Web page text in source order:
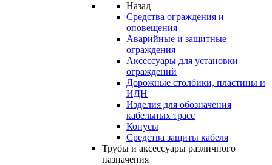
Назад
Средства ограждения и
оповещения
Аварийные и защитные
ограждения
Аксессуары для установки
ограждений
Дорожные столбики, пластины и
ИДН
Изделия для обозначения
кабельных трасс
Конусы
Средства защиты кабеля
Трубы и аксессуары различного
назначения